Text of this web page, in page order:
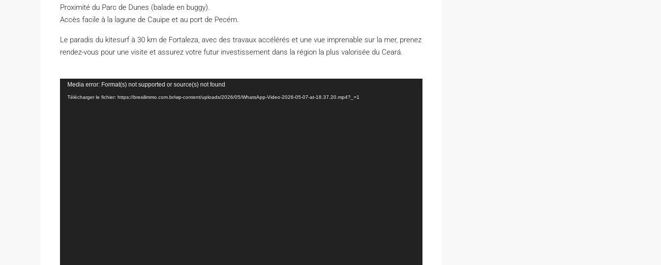
Proximité du Parc de Dunes (balade en buggy).
Accès facile à la lagune de Cauipe et au port de Pecém.
Le paradis du kitesurf à 30 km de Fortaleza, avec des travaux accélérés et une vue imprenable sur la mer, prenez
rendez-vous pour une visite et assurez votre futur investissement dans la région la plus valorisée du Ceará.
Lecteur
vidéo
Media error: Format(s) not supported or source(s) not found
Télécharger le fichier: https://bresilimmo.com.br/wp-content/uploads/2026/05/WhatsApp-Video-2026-05-07-at-18.37.20.mp4?_=1